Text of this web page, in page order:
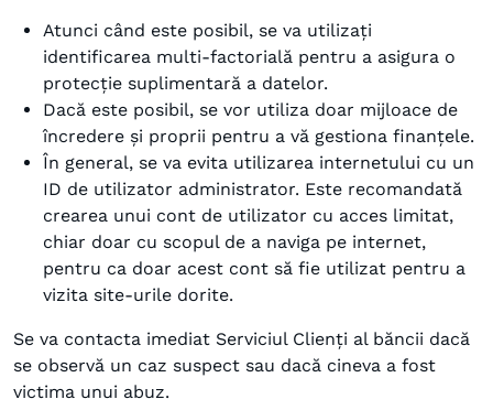
Atunci când este posibil, se va utilizați
identificarea multi-factorială pentru a asigura o
protecție suplimentară a datelor.
Dacă este posibil, se vor utiliza doar mijloace de
încredere și proprii pentru a vă gestiona finanțele.
În general, se va evita utilizarea internetului cu un
ID de utilizator administrator. Este recomandată
crearea unui cont de utilizator cu acces limitat,
chiar doar cu scopul de a naviga pe internet,
pentru ca doar acest cont să fie utilizat pentru a
vizita site-urile dorite.
Se va contacta imediat Serviciul Clienți al băncii dacă
se observă un caz suspect sau dacă cineva a fost
victima unui abuz.